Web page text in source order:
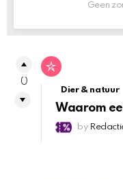
Geen
Dier & natuur
Waarom
by
0